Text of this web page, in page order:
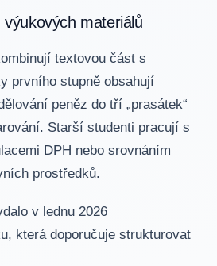
materiálů
textovou část s
prvního stupně obsahují
peněz do tří „prasátek“
Starší studenti pracují s
DPH nebo srovnáním
prostředků.
v lednu 2026
která doporučuje strukturovat